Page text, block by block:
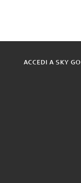
ACCEDI A SKY GO